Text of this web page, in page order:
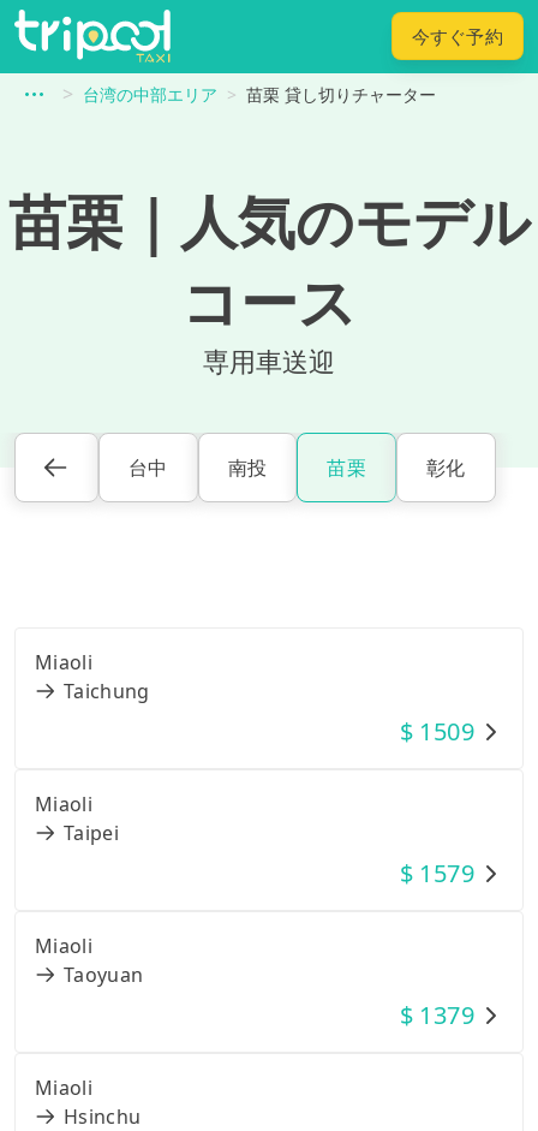
今すぐ予約
台湾の中部エリア 苗栗 貸し切りチャーター
苗栗｜ 人気のモデル
コース
専用車送迎
台中 南投 苗栗 彰化
Miaoli
Taichung
$ 1509
Miaoli
Taipei
$ 1579
Miaoli
Taoyuan
$ 1379
Miaoli
Hsinchu